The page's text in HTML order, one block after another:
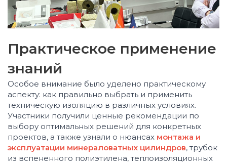
Практическое применение
знаний
Особое внимание было уделено практическому
аспекту: как правильно выбрать и применить
техническую изоляцию в различных условиях.
Участники получили ценные рекомендации по
выбору оптимальных решений для конкретных
проектов, а также узнали о нюансах монтажа и
эксплуатации минераловатных цилиндров, трубок
из вспененного полиэтилена, теплоизоляционных